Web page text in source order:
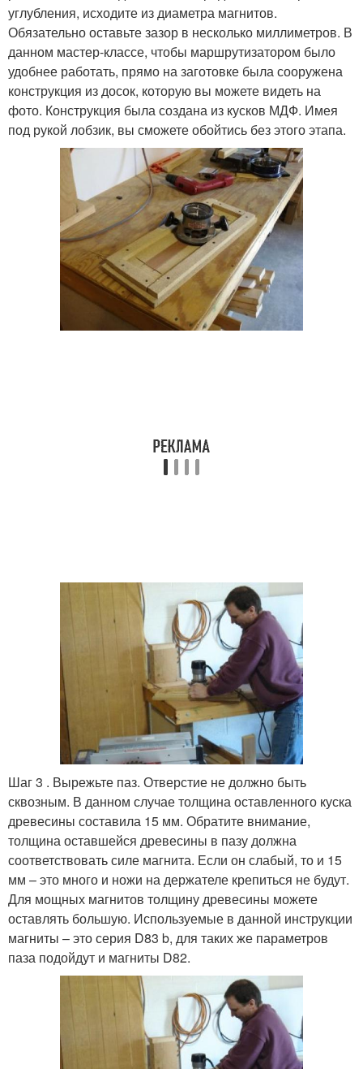
углубления, исходите из диаметра магнитов.
Обязательно оставьте зазор в несколько миллиметров. В
данном мастер-классе, чтобы маршрутизатором было
удобнее работать, прямо на заготовке была сооружена
конструкция из досок, которую вы можете видеть на
фото. Конструкция была создана из кусков МДФ. Имея
под рукой лобзик, вы сможете обойтись без этого этапа.
Шаг 3 . Вырежьте паз. Отверстие не должно быть
сквозным. В данном случае толщина оставленного куска
древесины составила 15 мм. Обратите внимание,
толщина оставшейся древесины в пазу должна
соответствовать силе магнита. Если он слабый, то и 15
мм – это много и ножи на держателе крепиться не будут.
Для мощных магнитов толщину древесины можете
оставлять большую. Используемые в данной инструкции
магниты – это серия D83 b, для таких же параметров
паза подойдут и магниты D82.